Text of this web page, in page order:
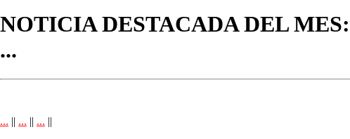
NOTICIA DESTACADA DEL MES:
...
... || ... || ... ||